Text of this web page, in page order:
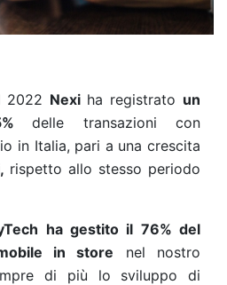
2022 Nexi ha registrato un
delle transazioni con
in Italia, pari a una crescita
rispetto allo stesso periodo
ha gestito il 76% del
in store nel nostro
di più lo sviluppo di